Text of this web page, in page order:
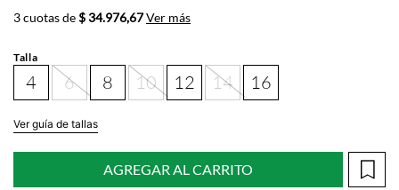
3 cuotas de$ 34.976,67Ver más
Talla
4 6 8 10 12 14 16
Ver guía de tallas
AGREGAR AL CARRITO